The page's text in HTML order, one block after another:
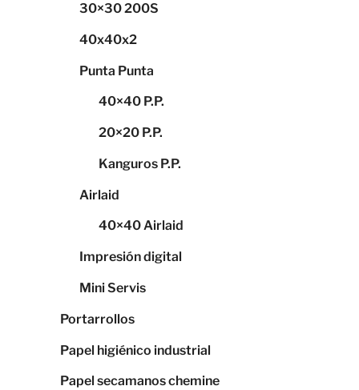
30×30 200S
40x40x2
Punta Punta
40×40 P.P.
20×20 P.P.
Kanguros P.P.
Airlaid
40×40 Airlaid
Impresión digital
Mini Servis
Portarrollos
Papel higiénico industrial
Papel secamanos chemine